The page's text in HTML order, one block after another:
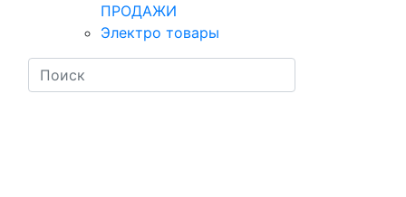
ПРОДАЖИ
Электро товары